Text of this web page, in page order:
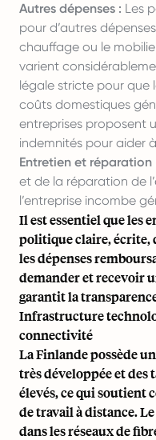
Autres dépenses : Les
pour d’autres
chauffage ou le
varient
légale stricte pour que
coûts domestiques
entreprises proposent
indemnités pour aider
Entretien et réparation
et de la réparation de
l’entreprise incombe
Il est essentiel que les
politique claire, écrite,
les dépenses
demander et recevoir
garantit la
Infrastructure
connectivité
La Finlande possède
très développée et
élevés, ce qui soutient
de travail à distance.
dans les réseaux de